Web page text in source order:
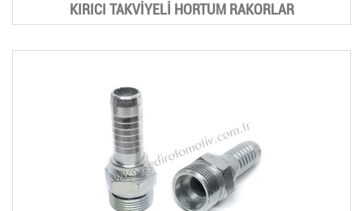
KIRICI TAKVİYELİ HORTUM RAKORLAR